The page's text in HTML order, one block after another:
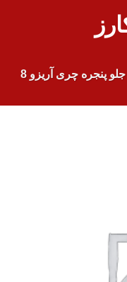
جلو پنجره چری آریزو 8